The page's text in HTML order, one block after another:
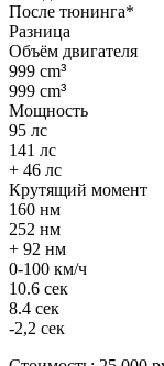
После тюнинга*
Разница
Объём двигателя
999 cm³
999 cm³
Мощность
95 лс
141 лс
+ 46 лс
Крутящий момент
160 нм
252 нм
+ 92 нм
0-100 км/ч
10.6 сек
8.4 сек
-2,2 сек